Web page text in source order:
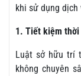
khi sử dụng dịch
1. Tiết kiệm thời
Luật sở hữu trí
không chuyên